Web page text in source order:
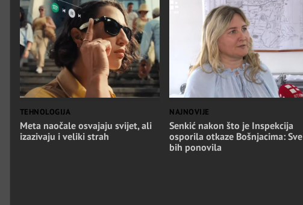
TEHNOLOGIJA
Meta naočale osvajaju svijet, ali
izazivaju i veliki strah
NAJNOVIJE
Senkić nakon što je Inspekcija
osporila otkaze Bošnjacima: Sve
bih ponovila